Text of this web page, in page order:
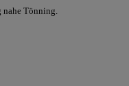
nahe Tönning.